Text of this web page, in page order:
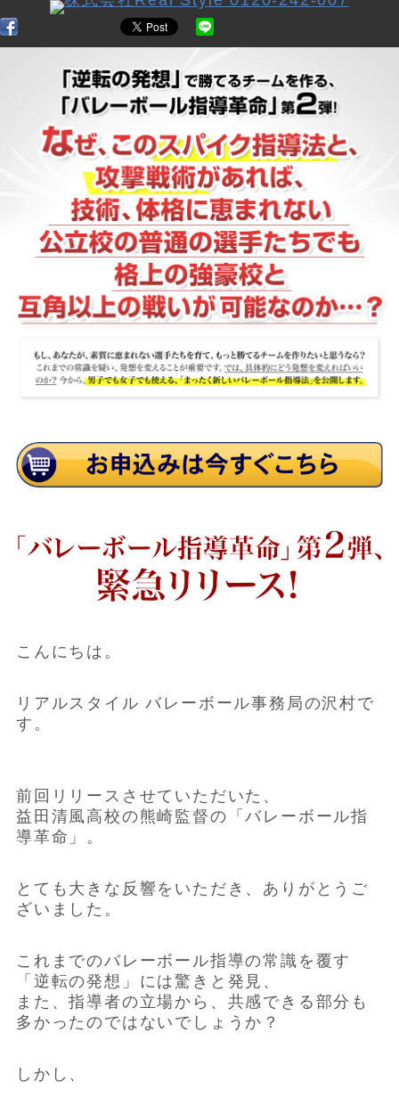
こんにちは。
リアルスタイル バレーボール事務局の沢村で
す。
前回リリースさせていただいた、
益田清風高校の熊崎監督の「バレーボール指
導革命」。
とても大きな反響をいただき、ありがとうご
ざいました。
これまでのバレーボール指導の常識を覆す
「逆転の発想」には驚きと発見、
また、指導者の立場から、共感できる部分も
多かったのではないでしょうか？
しかし、